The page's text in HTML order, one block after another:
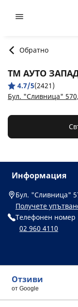
Обратно
ТМ АУТО
4.7/5(2421)
Бул. "Сливница"
Информация
Бул. "Сливница"
Получете
Телефонен номер
02 960 4110
Отзиви
от Google